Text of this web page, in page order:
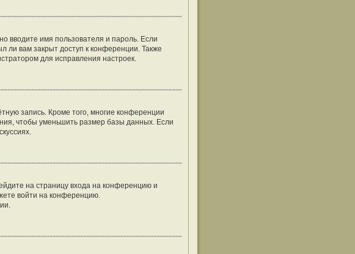
вводите имя пользователя и пароль. Если
ли вам закрыт доступ к конференции. Также
для исправления настроек.
запись. Кроме того, многие конференции
чтобы уменьшить размер базы данных. Если
на страницу входа на конференцию и
войти на конференцию.